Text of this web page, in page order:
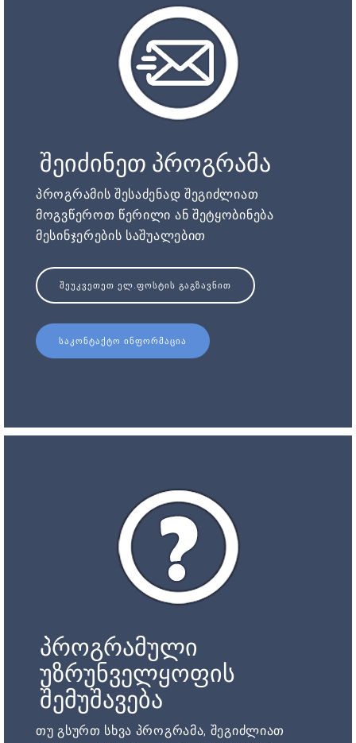
შეიძინეთ პროგრამა
პროგრამის შესაძენად შეგიძლიათ
მოგვწეროთ წერილი ან შეტყობინება
მესინჯერების საშუალებით
ᲨᲔᲣᲙᲕᲔᲗᲔᲗ ᲔᲚ.ᲤᲝᲡᲢᲘᲡ ᲒᲐᲒᲖᲐᲕᲜᲘᲗ
ᲡᲐᲙᲝᲜᲢᲐᲥᲢᲝ ᲘᲜᲤᲝᲠᲛᲐᲪᲘᲐ
პროგრამული
უზრუნველყოფის
შემუშავება
თუ გსურთ სხვა პროგრამა, შეგიძლიათ